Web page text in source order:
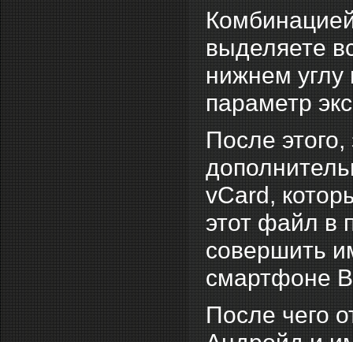
выделяете
нижнем углу
параметр
После
vCard,
этот файл в
совершить
смартфоне
После чего